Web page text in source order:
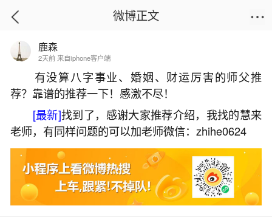
首页
风水上怎么做能使儿子变好运气呢？
2026-07-08 10:40:04 6 5 赞
生活中像风水上怎么做能使儿子变好运气呢？
都是很常见的问题，但是小问题不注意可能会引起
大麻烦，下面就这个问题给大家做一些解读：
微博正文
鹿森
2天前 来自iphone客户端
有没算八字事业、婚姻、财运厉害的师父推
荐？靠谱的推荐一下！感激不尽！
[最新]找到了，感谢大家推荐介绍，我找的慧来
老师，有同样问题的可以加老师微信：zhihe0624